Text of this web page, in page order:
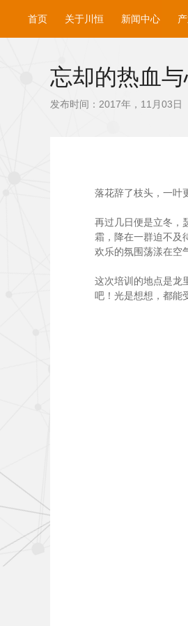
首页 关于川恒 新闻中心
忘却的热血
发布时间：2017年，11月03日
落花辞了枝头，一叶
再过几日便是立冬，
霜，降在一群迫不及
欢乐的氛围荡漾在空
这次培训的地点是龙
吧！光是想想，都能